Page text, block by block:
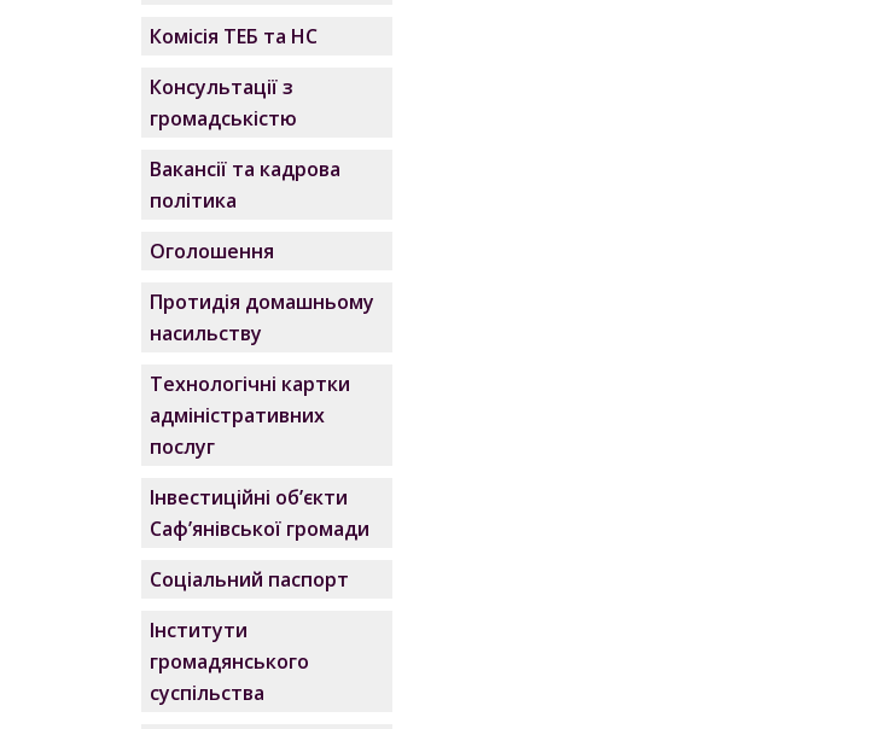
Комісія ТЕБ та НС
Консультації з
громадськістю
Вакансії та кадрова
політика
Оголошення
Протидія домашньому
насильству
Технологічні картки
адміністративних
послуг
Інвестиційні об’єкти
Саф’янівської громади
Соціальний паспорт
Інститути
громадянського
суспільства